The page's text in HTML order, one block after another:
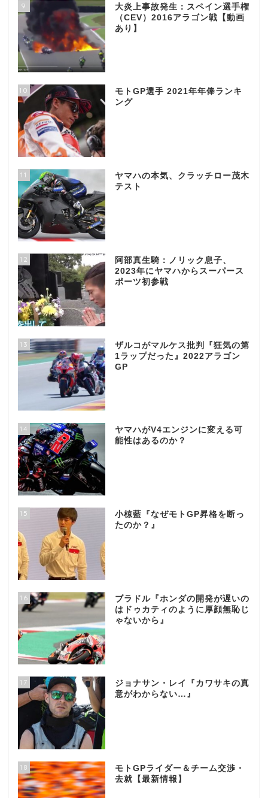
9
大炎上事故発生：スペイン選手権
（CEV）2016アラゴン戦【動画
あり】
10
モトGP選手 2021年年俸ランキ
ング
11
ヤマハの本気、クラッチロー茂木
テスト
12
阿部真生騎：ノリック息子、
2023年にヤマハからスーパース
ポーツ初参戦
13
ザルコがマルケス批判『狂気の第
1ラップだった』2022アラゴン
GP
14
ヤマハがV4エンジンに変える可
能性はあるのか？
15
小椋藍『なぜモトGP昇格を断っ
たのか？』
16
ブラドル『ホンダの開発が遅いの
はドゥカティのように厚顔無恥じ
ゃないから』
17
ジョナサン・レイ『カワサキの真
意がわからない…』
18
モトGPライダー＆チーム交渉・
去就【最新情報】